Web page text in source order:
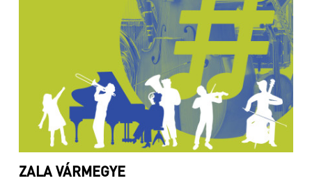
ZALA VÁRMEGYE